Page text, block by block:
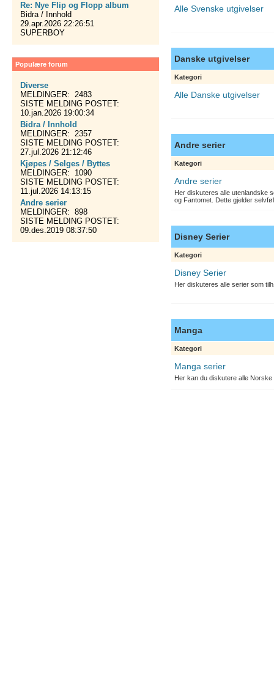
Re: Nye Flip og Flopp album
Bidra / Innhold
29.apr.2026 22:26:51
SUPERBOY
Populære forum
Diverse
MELDINGER: 2483
SISTE MELDING POSTET:
10.jan.2026 19:00:34
Bidra / Innhold
MELDINGER: 2357
SISTE MELDING POSTET:
27.jul.2026 21:12:46
Kjøpes / Selges / Byttes
MELDINGER: 1090
SISTE MELDING POSTET:
11.jul.2026 14:13:15
Andre serier
MELDINGER: 898
SISTE MELDING POSTET:
09.des.2019 08:37:50
Alle Svenske utgivelser
Danske utgivelser
Kategori
Alle Danske utgivelser
Andre serier
Kategori
Andre serier
Her diskuteres alle utenlandske
og Fantomet. Dette gjelder
Disney Serier
Kategori
Disney Serier
Her diskuteres alle serier som
Manga
Kategori
Manga serier
Her kan du diskutere alle Norske